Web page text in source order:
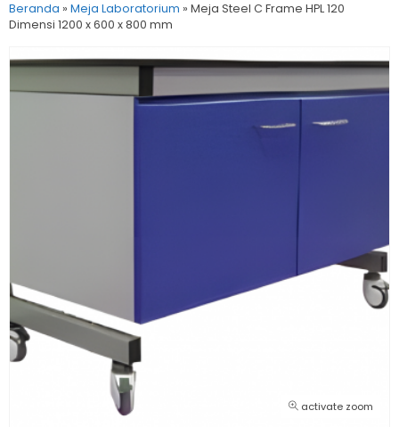
Beranda » Meja Laboratorium » Meja Steel C Frame HPL 120
Dimensi 1200 x 600 x 800 mm
activate zoom